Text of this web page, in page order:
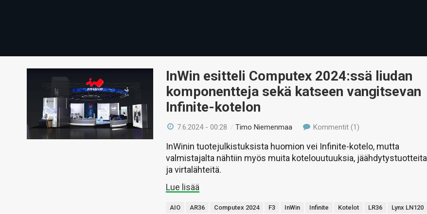
InWin esitteli Computex 2024:ssä liudan
komponentteja sekä katseen vangitsevan
Infinite-kotelon
7.6.2024 - 00:28 /Timo Niemenmaa Kommentit (1)
InWinin tuotejulkistuksista huomion vei Infinite-kotelo, mutta
valmistajalta nähtiin myös muita kotelouutuuksia, jäähdytystuotteita
ja virtalähteitä.
Lue lisää
AIO AR36 Computex 2024 F3 InWin Infinite Kotelot LR36
Lynx LN120